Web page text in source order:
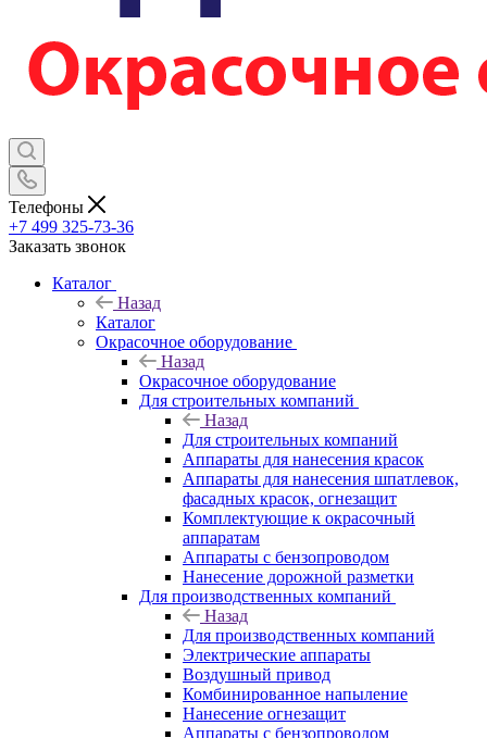
Телефоны
+7 499 325-73-36
Заказать звонок
Каталог
Назад
Каталог
Окрасочное оборудование
Назад
Окрасочное оборудование
Для строительных компаний
Назад
Для строительных компаний
Аппараты для нанесения красок
Аппараты для нанесения шпатлевок,
фасадных красок, огнезащит
Комплектующие к окрасочный
аппаратам
Аппараты с бензопроводом
Нанесение дорожной разметки
Для производственных компаний
Назад
Для производственных компаний
Электрические аппараты
Воздушный привод
Комбинированное напыление
Нанесение огнезащит
Аппараты с бензопроводом